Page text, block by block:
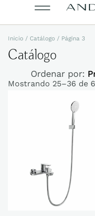
Inicio / Catálogo / Página 3
Catálogo
Ordenar por:
Mostrando 25–36 de